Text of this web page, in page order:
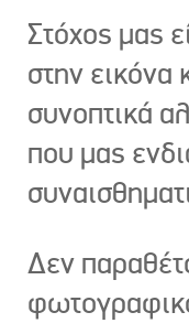
Στόχος μας
στην εικόνα
συνοπτικά
που μας
Δεν